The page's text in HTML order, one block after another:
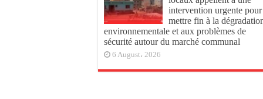
intervention urgente pour
mettre fin à la
environnementale et aux problèmes de
sécurité autour du marché communal
6 August، 2026